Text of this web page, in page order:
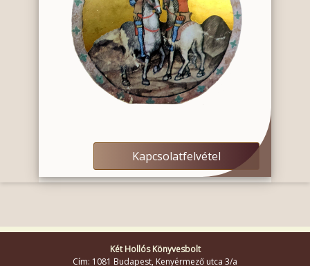
Kapcsolatfelvétel
Két Hollós Könyvesbolt
Cím: 1081 Budapest, Kenyérmező utca 3/a